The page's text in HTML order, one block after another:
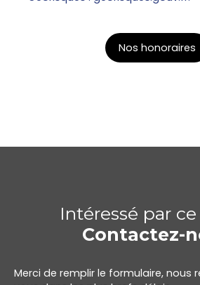
Nos honoraires
Intéressé par
Contactez-
Merci de remplir le formulaire, nous